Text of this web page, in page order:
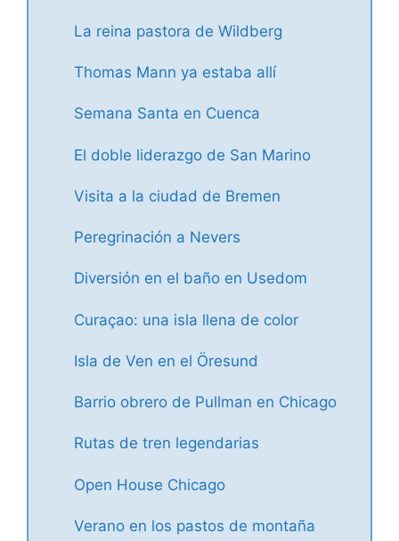
La reina pastora de Wildberg
Thomas Mann ya estaba allí
Semana Santa en Cuenca
El doble liderazgo de San Marino
Visita a la ciudad de Bremen
Peregrinación a Nevers
Diversión en el baño en Usedom
Curaçao: una isla llena de color
Isla de Ven en el Öresund
Barrio obrero de Pullman en Chicago
Rutas de tren legendarias
Open House Chicago
Verano en los pastos de montaña